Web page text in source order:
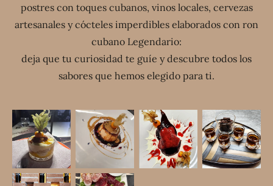
postres con toques cubanos, vinos locales, cervezas
artesanales y cócteles imperdibles elaborados con ron
cubano Legendario:
deja que tu curiosidad te guíe y descubre todos los
sabores que hemos elegido para ti.